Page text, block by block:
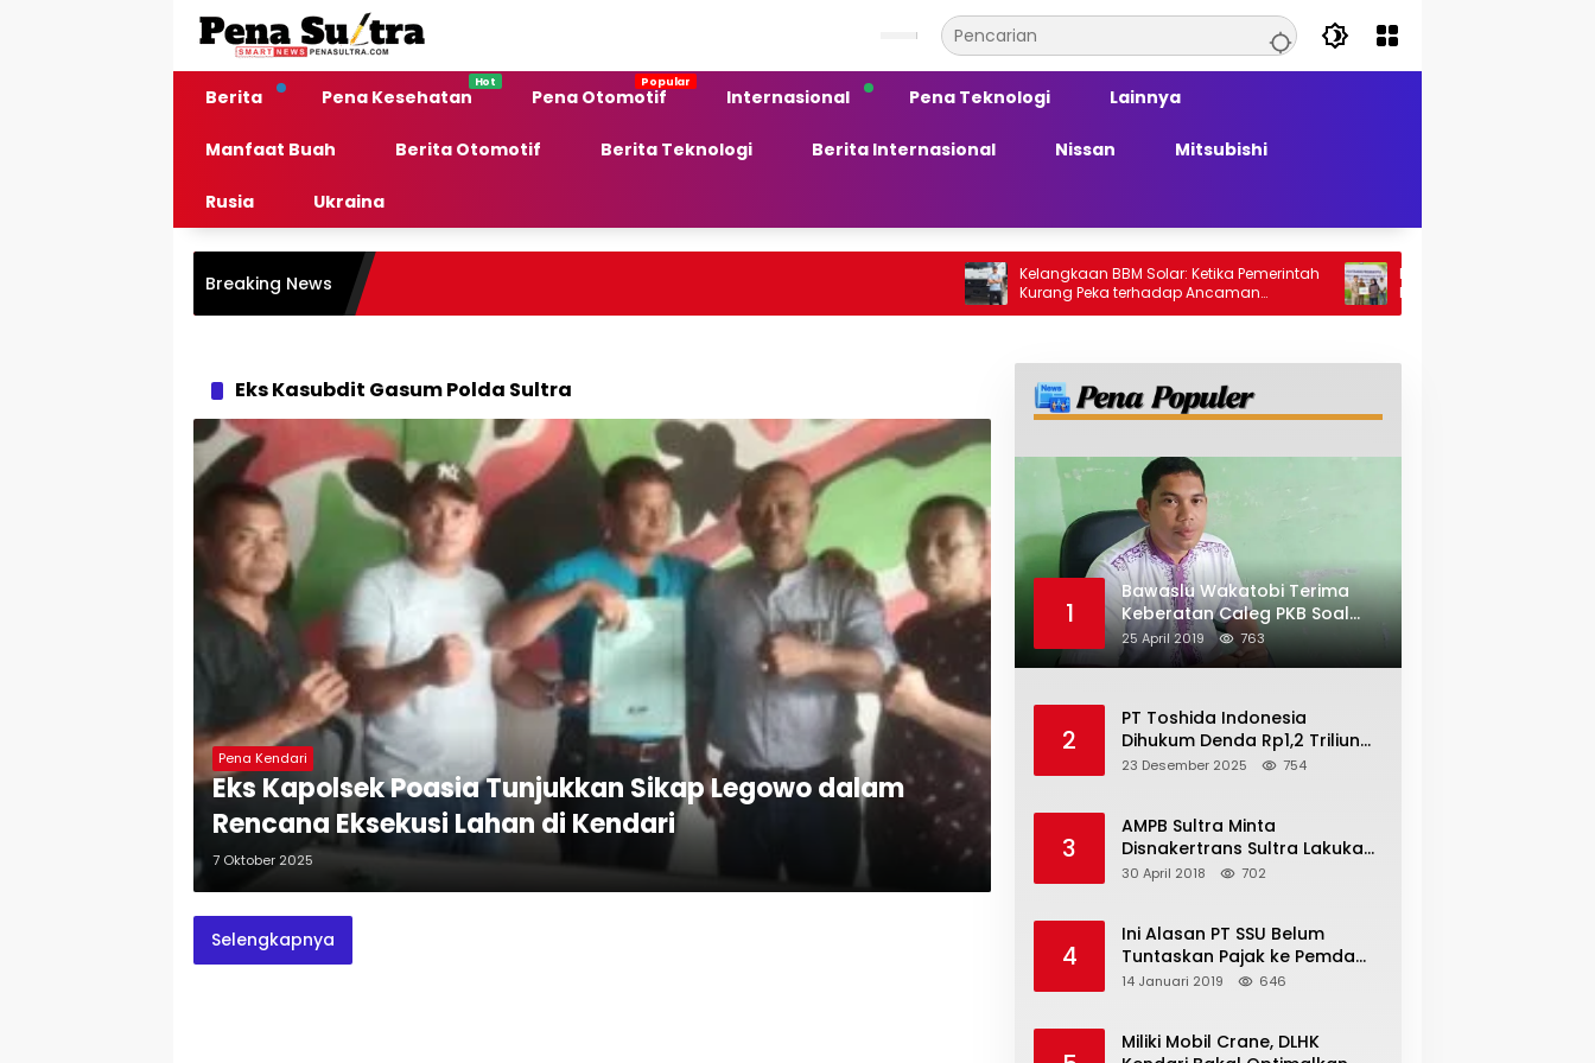
Berita
Pena Kesehatan Pena Otomotif Internasional Pena Teknologi Lainnya
Manfaat Buah Berita Otomotif Berita Teknologi Berita Internasional Nissan Mitsubishi
Rusia Ukraina
Breaking News
Kelangkaan BBM Solar: Ketika Pemerintah
Kurang Peka terhadap Ancaman
Ekonomi Daerah
PT Generasi Agung Perkasa Buktikan
Komitmen Sosial, Salurkan PPM
Juta untuk Masyarakat Lingkar
Eks Kasubdit Gasum Polda Sultra
Pena Kendari
Eks Kapolsek Poasia Tunjukkan Sikap Legowo dalam
Rencana Eksekusi Lahan di Kendari
7 Oktober 2025
Selengkapnya
1
Bawaslu Wakatobi Terima
Keberatan Caleg PKB Soal
Penggelembungan Suara
25 April 2019 763
2
PT Toshida Indonesia
Dihukum Denda Rp1,2 Triliun
atas Aktivitas Tambang
23 Desember 2025 754
3
AMPB Sultra Minta
Disnakertrans Sultra Lakukan
Sweeping TKA
30 April 2018 702
4
Ini Alasan PT SSU Belum
Tuntaskan Pajak ke Pemda
Bombana Sebesar Rp8 Miliar
14 Januari 2019 646
Miliki Mobil Crane, DLHK